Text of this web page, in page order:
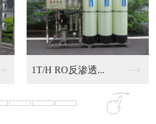
9T/H RO反渗透...